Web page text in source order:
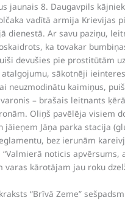
jaunais 8. Daugavpils
vadītā armija Krievijas
Ar savu paziņu,
ka tovakar
devušies pie prostitūtām
sākotnēji
kaimiņus,
– brašais leitnants
Oliņš pavēlēja visiem
Jāņa parka stacija
bez ierunām
noticis
kārotājam jau roku
“Brīvā Zeme”